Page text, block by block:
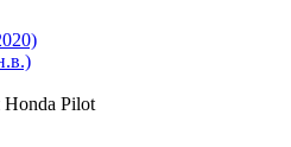
Pilot